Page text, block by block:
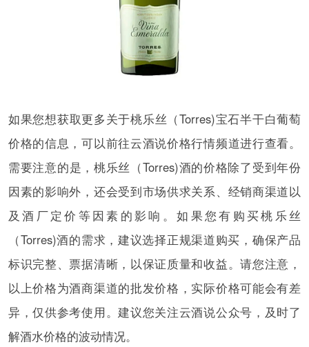
如果您想获取更多关于桃乐丝（Torres)宝石半干白葡萄
价格的信息，可以前往云酒说价格行情频道进行查看。
需要注意的是，桃乐丝（Torres)酒的价格除了受到年份
因素的影响外，还会受到市场供求关系、经销商渠道以
及酒厂定价等因素的影响。如果您有购买桃乐丝
（Torres)酒的需求，建议选择正规渠道购买，确保产品
标识完整、票据清晰，以保证质量和收益。请您注意，
以上价格为酒商渠道的批发价格，实际价格可能会有差
异，仅供参考使用。建议您关注云酒说公众号，及时了
解酒水价格的波动情况。